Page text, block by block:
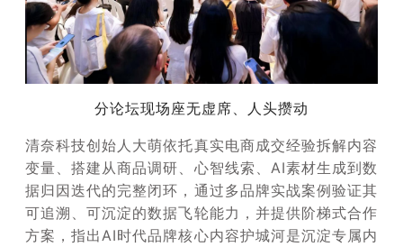
分论坛现场座无虚席、人头攒动
清奈科技创始人大萌依托真实电商成交经验拆解内容
变量、搭建从商品调研、心智线索、AI素材生成到数
据归因迭代的完整闭环，通过多品牌实战案例验证其
可追溯、可沉淀的数据飞轮能力，并提供阶梯式合作
方案，指出AI时代品牌核心内容护城河是沉淀专属内